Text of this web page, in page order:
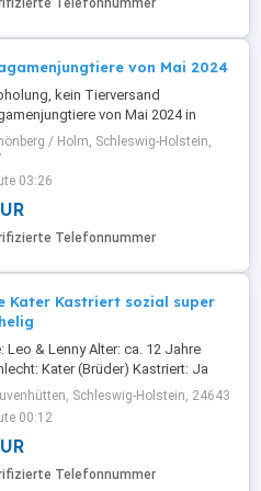
Telefonnummer
von Mai 2024
kein Tierversand
von Mai 2024 in
Hände zu verkaufen. Sie sind
Futter ( Lebendfutter, Salat und
). Sie häuten gut und sind an die
und zutraulich. Gruß Susanne
/ Holm, Schleswig-Holstein,
03:26
Telefonnummer
Kater Kastriert sozial super
Leo & Lenny Alter: ca. 12 Jahre
Kater (Brüder) Kastriert: Ja
geimpft, gesund, Papiere
Leo und Lenny sind zwei
Brüder, die ihr ganzes
miteinander verbracht haben und
gemeinsam vermittelt werden.
Schleswig-Holstein, 24643
00:12
Telefonnummer